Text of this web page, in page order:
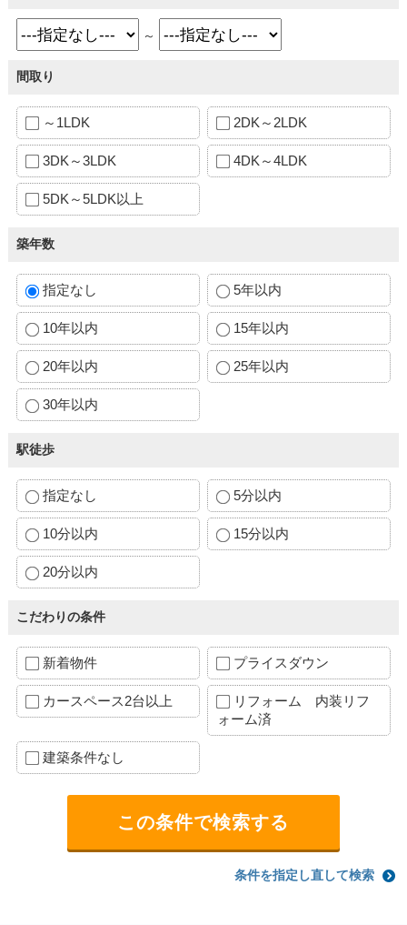
～
間取り
～1LDK 2DK～2LDK
3DK～3LDK 4DK～4LDK
5DK～5LDK以上
築年数
指定なし 5年以内
10年以内 15年以内
20年以内 25年以内
30年以内
駅徒歩
指定なし 5分以内
10分以内 15分以内
20分以内
こだわりの条件
新着物件 プライスダウン
カースペース2台以上
リフォーム 内装リフ
ォーム済
建築条件なし
条件を指定し直して検索